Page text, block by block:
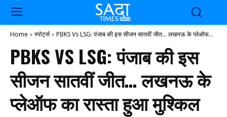
Home स्पोर्ट्स PBKS Vs LSG: पंजाब की इस सीजन सातवीं जीत... लखनऊ के प्लेऑफ...
PBKS VS LSG: पंजाब की इस
सीजन सातवीं जीत… लखनऊ के
प्लेऑफ का रास्ता हुआ मुश्किल